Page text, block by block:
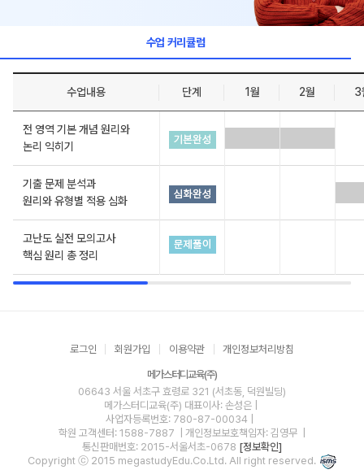
수업 커리큘럼
수업내용 단계 1월 2월 3
전 영역 기본 개념 원리와
논리 익히기
기출 문제 분석과
원리와 유형별 적용 심화
고난도 실전 모의고사
핵심 원리 총 정리
로그인 회원가입 이용약관 개인정보처리방침
메가스터디교육(주)
06643 서울 서초구 효령로 321 (서초동, 덕원빌딩)
메가스터디교육(주) 대표이사: 손성은 |
사업자등록번호: 780-87-00034
학원 고객센터: 1588-7887
| 개인정보보호책임자: 김영무
통신판매번호: 2015-서울서초-0678 [정보확인]
Copyright ⓒ 2015 megastudyEdu.Co.Ltd. All right reserved.